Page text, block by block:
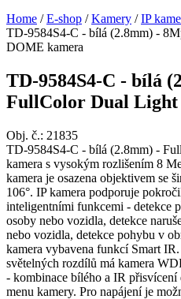
Home / E-shop / Kamery / IP
TD-9584S4-C - bílá (2.8mm) -
DOME kamera
TD-9584S4-C - bílá
FullColor Dual
Obj. č.: 21835
TD-9584S4-C - bílá (2.8mm) -
kamera s vysokým rozlišením 8
kamera je osazena objektivem se
106°. IP kamera podporuje
inteligentními funkcemi - detekce
osoby nebo vozidla, detekce
nebo vozidla, detekce pohybu v
kamera vybavena funkcí Smart
světelných rozdílů má kamera
- kombinace bílého a IR
menu kamery. Pro napájení je